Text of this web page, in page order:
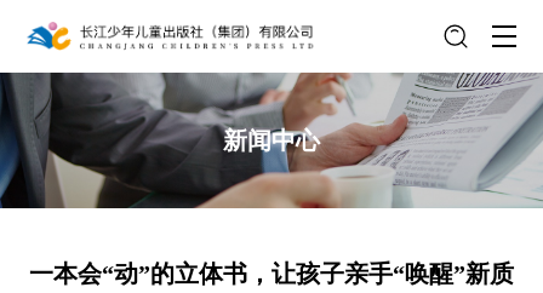
新闻中心
一本会“动”的立体书，让孩子亲手“唤醒”新质